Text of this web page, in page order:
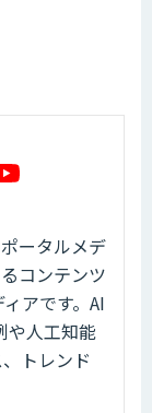
ータルメデ
コンテンツ
アです。AI
や人工知能
トレンド